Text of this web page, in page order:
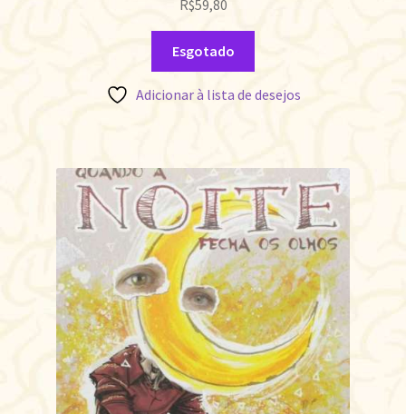
R$59,80
Esgotado
Adicionar à lista de desejos